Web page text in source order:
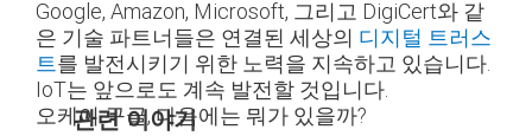
Google, Amazon, Microsoft, 그리고 DigiCert와 같
은 기술 파트너들은 연결된 세상의 디지털 트러스
트를 발전시키기 위한 노력을 지속하고 있습니다.
IoT는 앞으로도 계속 발전할 것입니다.
오케이 구글, 다음에는 뭐가 있을까?
관련 이야기